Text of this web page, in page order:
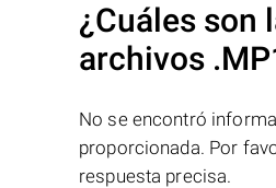
¿Cuáles son
archivos
No se encontró
proporcionada. Por
respuesta precisa.